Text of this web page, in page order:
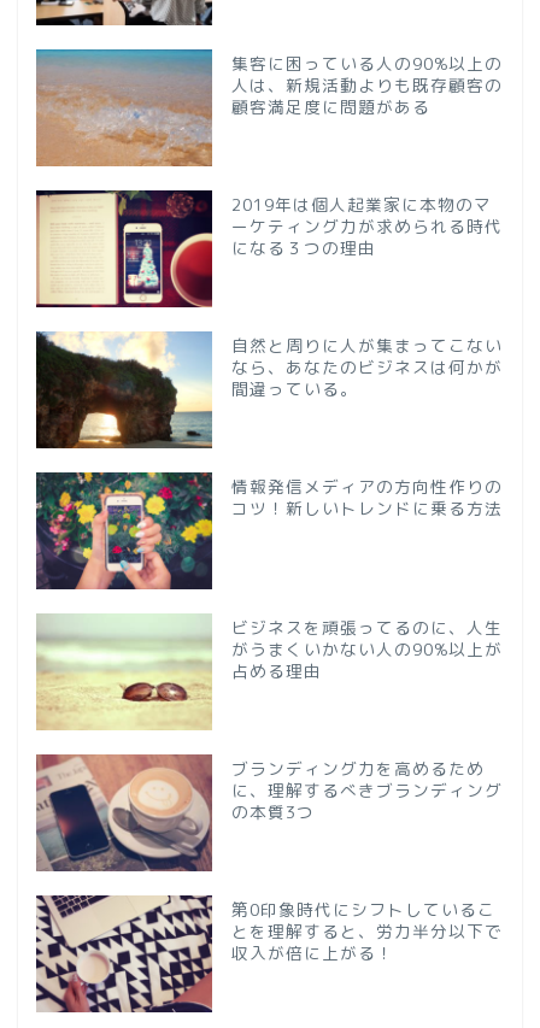
集客に困っている人の90%以上の
人は、新規活動よりも既存顧客の
顧客満足度に問題がある
2019年は個人起業家に本物のマ
ーケティング力が求められる時代
になる３つの理由
自然と周りに人が集まってこない
なら、あなたのビジネスは何かが
間違っている。
情報発信メディアの方向性作りの
コツ！新しいトレンドに乗る方法
ビジネスを頑張ってるのに、人生
がうまくいかない人の90%以上が
占める理由
ブランディング力を高めるため
に、理解するべきブランディング
の本質3つ
第0印象時代にシフトしているこ
とを理解すると、労力半分以下で
収入が倍に上がる！